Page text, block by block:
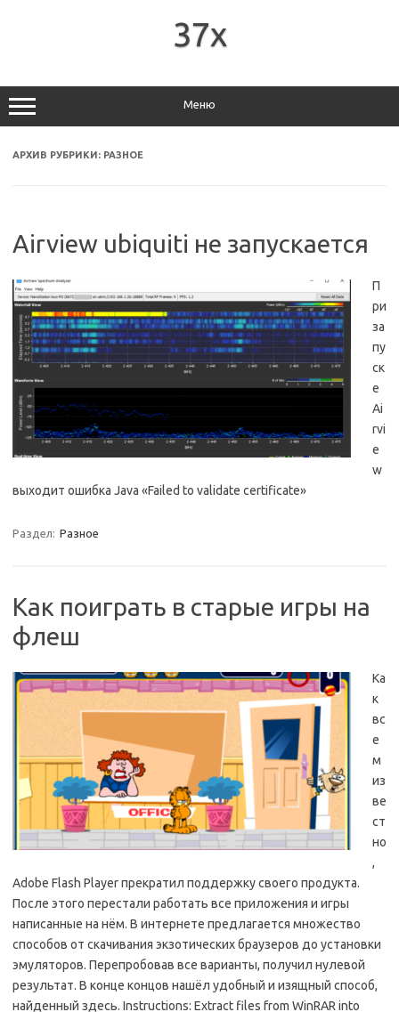
37x
Меню
АРХИВ РУБРИКИ: РАЗНОЕ
Airview ubiquiti не запускается
П
ри
за
пу
ск
е
Ai
rvi
e
w
выходит ошибка Java «Failed to validate certificate»
Раздел: Разное
Как поиграть в старые игры на
флеш
Ка
к
вс
е
м
из
ве
ст
но
,
Adobe Flash Player прекратил поддержку своего продукта.
После этого перестали работать все приложения и игры
написанные на нём. В интернете предлагается множество
способов от скачивания экзотических браузеров до установки
эмуляторов. Перепробовав все варианты, получил нулевой
результат. В конце концов нашёл удобный и изящный способ,
найденный здесь. Instructions: Extract files from WinRAR into